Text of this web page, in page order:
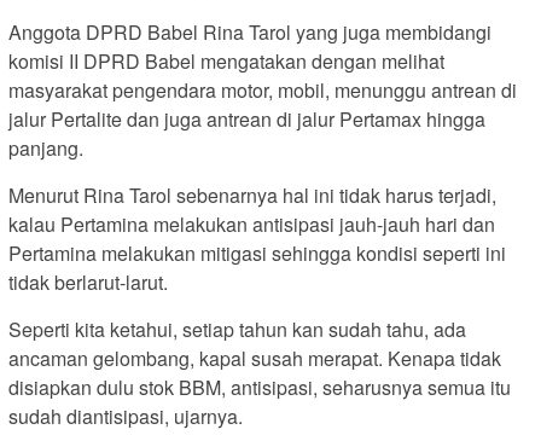
Anggota DPRD Babel Rina Tarol yang juga membidangi
komisi II DPRD Babel mengatakan dengan melihat
masyarakat pengendara motor, mobil, menunggu antrean di
jalur Pertalite dan juga antrean di jalur Pertamax hingga
panjang.
Menurut Rina Tarol sebenarnya hal ini tidak harus terjadi,
kalau Pertamina melakukan antisipasi jauh-jauh hari dan
Pertamina melakukan mitigasi sehingga kondisi seperti ini
tidak berlarut-larut.
Seperti kita ketahui, setiap tahun kan sudah tahu, ada
ancaman gelombang, kapal susah merapat. Kenapa tidak
disiapkan dulu stok BBM, antisipasi, seharusnya semua itu
sudah diantisipasi, ujarnya.